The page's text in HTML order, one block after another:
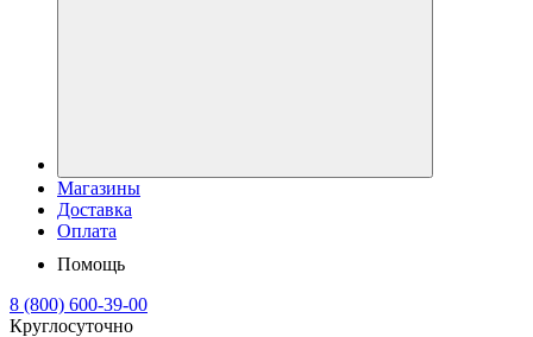
Магазины
Доставка
Оплата
Помощь
8 (800) 600-39-00
Круглосуточно